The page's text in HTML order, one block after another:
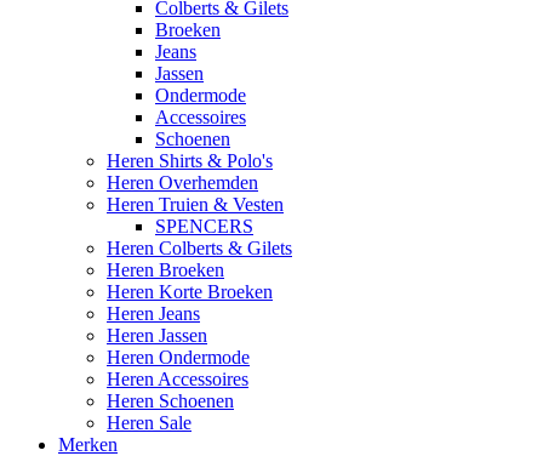
Colberts & Gilets
Broeken
Jeans
Jassen
Ondermode
Accessoires
Schoenen
Heren Shirts & Polo's
Heren Overhemden
Heren Truien & Vesten
SPENCERS
Heren Colberts & Gilets
Heren Broeken
Heren Korte Broeken
Heren Jeans
Heren Jassen
Heren Ondermode
Heren Accessoires
Heren Schoenen
Heren Sale
Merken